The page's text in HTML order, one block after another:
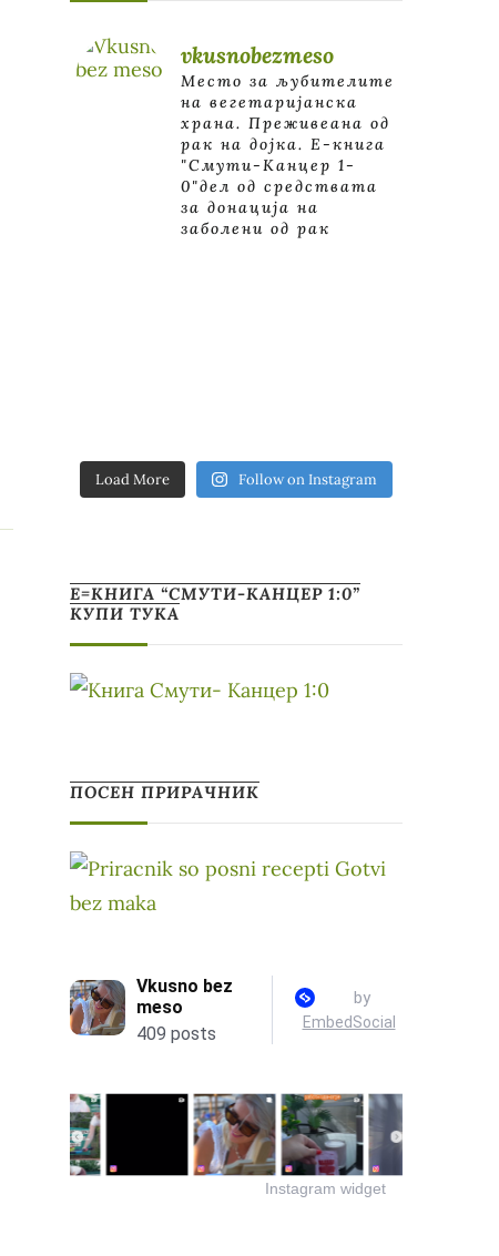
vkusnobezmeso
Место за љубителите
на вегетаријанска
храна. Преживеана од
рак на дојка. E-книга
"Смути-Канцер 1-
0"дел од средствата
за донација на
заболени од рак
Load More Follow on Instagram
Е=КНИГА “СМУТИ-КАНЦЕР 1:0”
КУПИ ТУКА
ПОСЕН ПРИРАЧНИК
Instagram widget